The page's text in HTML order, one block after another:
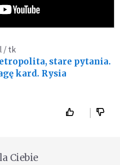
/ tk
stare pytania.
kard. Rysia
Ciebie